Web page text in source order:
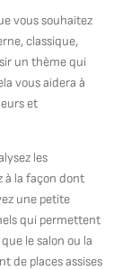
vous souhaitez
classique,
un thème qui
vous aidera à
et
les
à la façon dont
une petite
qui permettent
le salon ou la
de places assises